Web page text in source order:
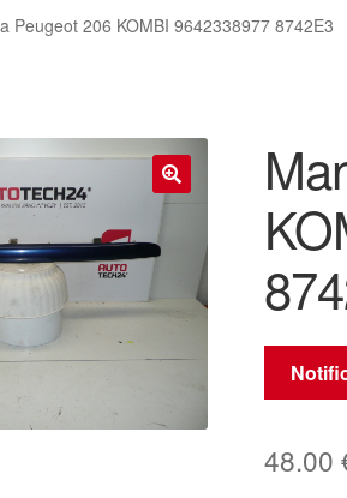
Peugeot 206 KOMBI 9642338977 8742E3
🔍
48.00